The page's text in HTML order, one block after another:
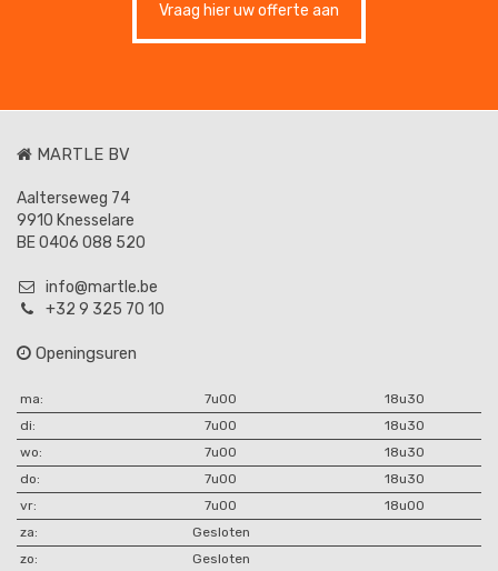
Vraag hier uw offerte aan
MARTLE BV
Aalterseweg 74
9910 Knesselare
BE 0406 088 520
info@martle.be
+32 9 325 70 10
Openingsuren
ma: 7u00
18u30
di:
7u00
18u30
wo:
7u00
18u30
do:
7u00
18u30
vr:
7u00
18u00
za:
Gesloten
zo:
Gesloten